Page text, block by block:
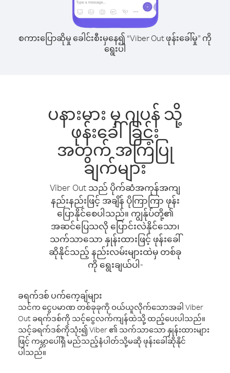
စကားပြောဆိုမှု ခေါင်းစီးမှနေ၍ “Viber Out ဖုန်းခေါ်မှု” ကို
ရွေးပါ
ပနားမား မှ ဂျပန် သို့
ဖုန်းခေါ်ခြင်း
အတွက် အကြံပြု
ချက်များ
Viber Out သည် ပိုက်ဆံအကုန်အကျ
နည်းနည်းဖြင့် အချိန် ပိုကြာကြာ ဖုန်း
ပြောနိုင်စေပါသည်။ ကျွန်ုပ်တို့၏
အဆင်ပြေသလို ပြောင်းလဲနိုင်သော၊
သက်သာသော နှုန်းထားဖြင့် ဖုန်းခေါ်
ဆိုနိုင်သည့် နည်းလမ်းများထဲမှ တစ်ခု
ကို ရွေးချယ်ပါ-
ခရက်ဒစ် ပက်ကေ့ချ်များ
သင်က ငွေပမာဏ တစ်ခုခုကို ဝယ်ယူလိုက်သောအခါ Viber
Out ခရက်ဒစ်ကို သင့်ငွေလက်ကျန်ထဲသို့ ထည့်ပေးပါသည်။
သင့်ခရက်ဒစ်ကိုသုံး၍ Viber ၏ သက်သာသော နှုန်းထားများ
ဖြင့် ကမ္ဘာပေါ်ရှိ မည်သည့်နံပါတ်သို့မဆို ဖုန်းခေါ်ဆိုနိုင်
ပါသည်။